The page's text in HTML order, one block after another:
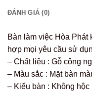
ĐÁNH GIÁ (0)
Bàn làm việc Hòa Phát
hợp mọi yêu cầu sử
– Chất liệu : Gỗ công
– Màu sắc : Mặt bàn
– Kiểu bàn : Không hộc